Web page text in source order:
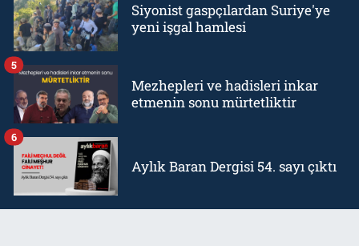
Siyonist gaspçılardan Suriye'ye
yeni işgal hamlesi
Mezhepleri ve hadisleri inkar
etmenin sonu mürtetliktir
5
Aylık Baran Dergisi 54. sayı çıktı
6